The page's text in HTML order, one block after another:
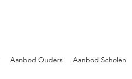
Aanbod Ouders Aanbod Scholen